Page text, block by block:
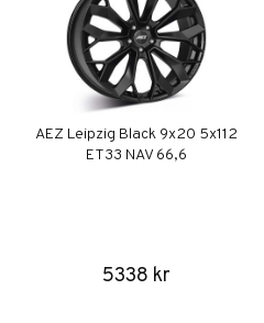
AEZ Leipzig Black 9x20 5x112
ET33 NAV 66,6
5338 kr